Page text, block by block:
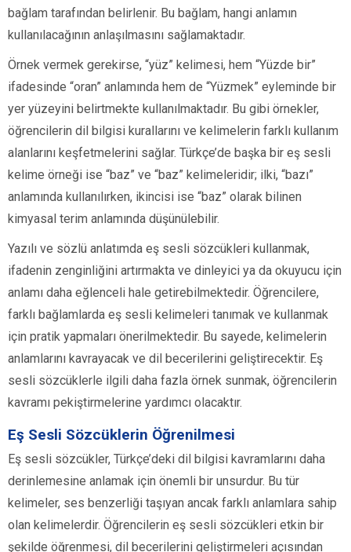
bağlam tarafından belirlenir. Bu bağlam, hangi anlamın
kullanılacağının anlaşılmasını sağlamaktadır.
Örnek vermek gerekirse, “yüz” kelimesi, hem “Yüzde bir”
ifadesinde “oran” anlamında hem de “Yüzmek” eyleminde bir
yer yüzeyini belirtmekte kullanılmaktadır. Bu gibi örnekler,
öğrencilerin dil bilgisi kurallarını ve kelimelerin farklı kullanım
alanlarını keşfetmelerini sağlar. Türkçe’de başka bir eş sesli
kelime örneği ise “baz” ve “baz” kelimeleridir; ilki, “bazı”
anlamında kullanılırken, ikincisi ise “baz” olarak bilinen
kimyasal terim anlamında düşünülebilir.
Yazılı ve sözlü anlatımda eş sesli sözcükleri kullanmak,
ifadenin zenginliğini artırmakta ve dinleyici ya da okuyucu için
anlamı daha eğlenceli hale getirebilmektedir. Öğrencilere,
farklı bağlamlarda eş sesli kelimeleri tanımak ve kullanmak
için pratik yapmaları önerilmektedir. Bu sayede, kelimelerin
anlamlarını kavrayacak ve dil becerilerini geliştirecektir. Eş
sesli sözcüklerle ilgili daha fazla örnek sunmak, öğrencilerin
kavramı pekiştirmelerine yardımcı olacaktır.
Eş Sesli Sözcüklerin Öğrenilmesi
Eş sesli sözcükler, Türkçe’deki dil bilgisi kavramlarını daha
derinlemesine anlamak için önemli bir unsurdur. Bu tür
kelimeler, ses benzerliği taşıyan ancak farklı anlamlara sahip
olan kelimelerdir. Öğrencilerin eş sesli sözcükleri etkin bir
şekilde öğrenmesi, dil becerilerini geliştirmeleri açısından